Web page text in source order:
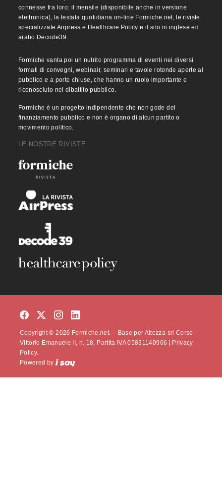
connesse fra loro: il mensile (disponibile anche in versione
elettronica), la testata quotidiana on-line Formiche.net, le riviste
specializzate Airpress e Healthcare Policy e il sito in inglese ed
arabo Decode39.
Formiche vanta poi un nutrito programma di eventi nei diversi
formati di convegni, webinair, seminari e tavole rotonde aperte al
pubblico e a porte chiuse, che hanno un ruolo importante e
riconosciuto nel dibattito pubblico.
Formiche è un progetto indipendente che non gode del
finanziamento pubblico e non è organo di alcun partito o
movimento politico.
LE NOSTRE RIVISTE
Copyright © 2026 Formiche.net. – Base per Altezza srl Corso
Vittorio Emanuele II, n. 18, Partita IVA 05831140966 |
Privacy
Policy.
Powered by